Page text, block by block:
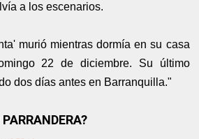
a los escenarios.
murió mientras dormía en su casa
22 de diciembre. Su último
dos días antes en Barranquilla."